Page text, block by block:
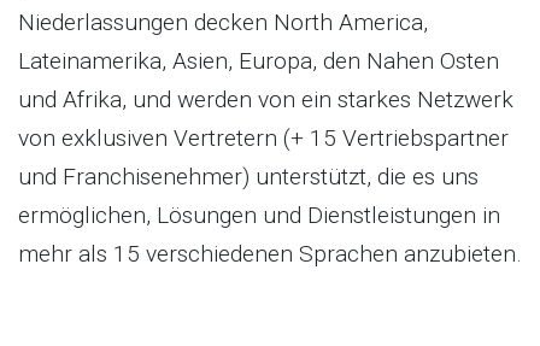
Niederlassungen decken North America,
Lateinamerika, Asien, Europa, den Nahen Osten
und Afrika, und werden von ein starkes Netzwerk
von exklusiven Vertretern (+ 15 Vertriebspartner
und Franchisenehmer) unterstützt, die es uns
ermöglichen, Lösungen und Dienstleistungen in
mehr als 15 verschiedenen Sprachen anzubieten.